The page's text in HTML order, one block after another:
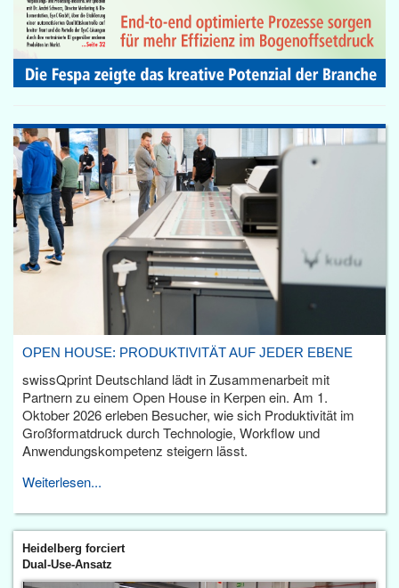
OPEN HOUSE: PRODUKTIVITÄT AUF JEDER EBENE
swissQprint Deutschland lädt in Zusammenarbeit mit
Partnern zu einem Open House in Kerpen ein. Am 1.
Oktober 2026 erleben Besucher, wie sich Produktivität im
Großformatdruck durch Technologie, Workflow und
Anwendungskompetenz steigern lässt.
Weiterlesen...
Heidelberg forciert
Dual-Use-Ansatz